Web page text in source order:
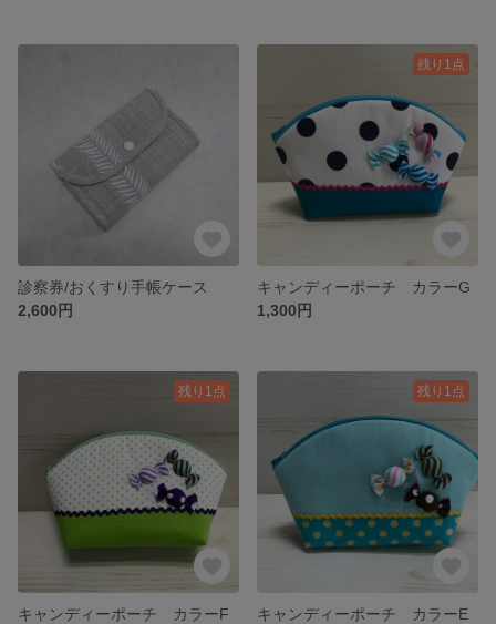
診察券/おくすり手帳ケース
2,600円
残り1点
キャンディーポーチ カラーG
1,300円
残り1点
キャンディーポーチ カラーF
残り1点
キャンディーポーチ カラーE